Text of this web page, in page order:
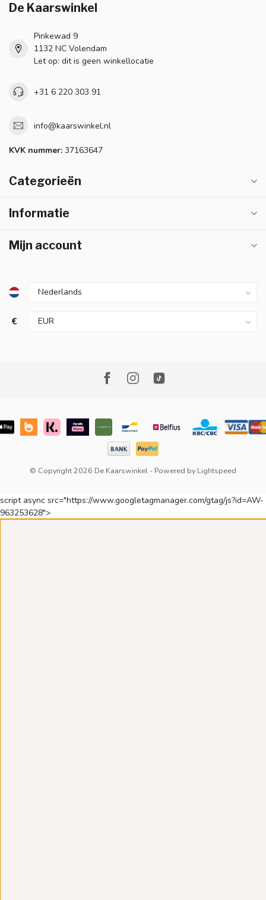
De Kaarswinkel
Pinkewad 9
1132 NC Volendam
Let op: dit is geen winkellocatie
+31 6 220 303 91
info@kaarswinkel.nl
KVK nummer: 37163647
Categorieën
Informatie
Mijn account
€
© Copyright 2026 De Kaarswinkel - Powered by Lightspeed
script async src="https://www.googletagmanager.com/gtag/js?id=AW-
963253628">